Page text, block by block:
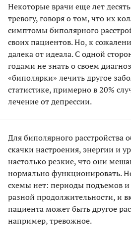
Некоторые врачи еще лет
тревогу, говоря о том, что их
симптомы биполярного
своих пациентов. Но, к
далека от идеала. С одной
годами не знать о своем
«биполярки» лечить другое
статистике, примерно в 20%
лечение от депрессии.
Для биполярного расстройства
скачки настроения, энергии и
настолько резкие, что они
нормально функционировать.
схемы нет: периоды подъемов
разной продолжительности, и
пациента может быть другое
например, тревожное.